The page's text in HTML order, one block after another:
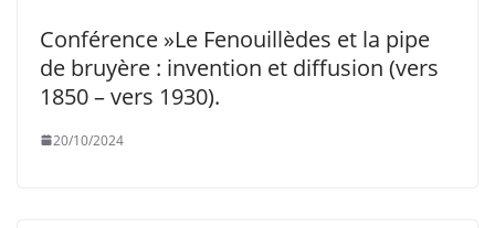
Conférence »Le Fenouillèdes et la pipe
de bruyère : invention et diffusion (vers
1850 – vers 1930).
20/10/2024